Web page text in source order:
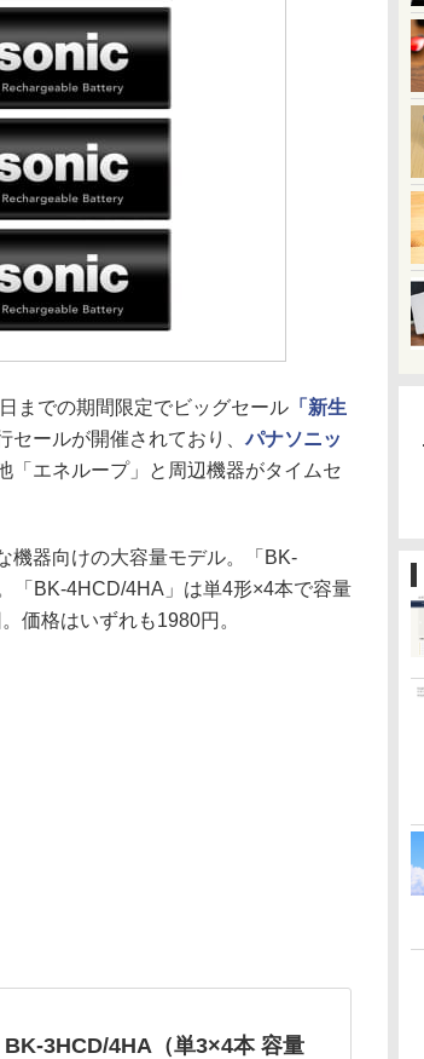
までの期間限定でビッグセール 「新生
セールが開催されており、パナソニッ
「エネループ」と周辺機器がタイムセ
器向けの大容量モデル。「BK-
「BK-4HCD/4HA」は単4形×4本で容量
価格はいずれも1980円。
3HCD/4HA（単3×4本 容量